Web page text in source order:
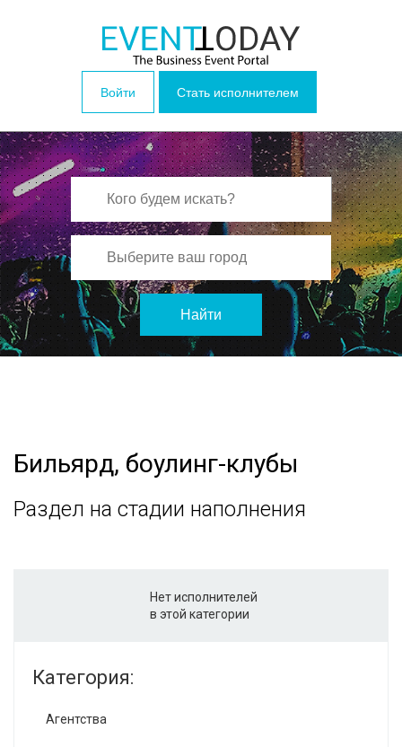
Войти Стать исполнителем
Найти
Бильярд, боулинг-клубы
Раздел на стадии наполнения
Нет исполнителей
в этой категории
Категория:
Агентства